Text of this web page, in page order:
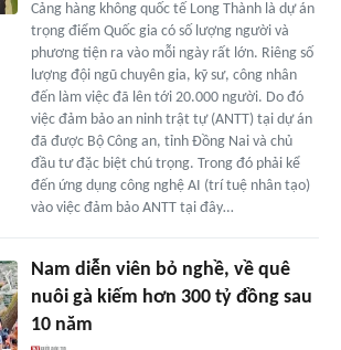
Cảng hàng không quốc tế Long Thành là dự án
trọng điểm Quốc gia có số lượng người và
phương tiện ra vào mỗi ngày rất lớn. Riêng số
lượng đội ngũ chuyên gia, kỹ sư, công nhân
đến làm việc đã lên tới 20.000 người. Do đó
việc đảm bảo an ninh trật tự (ANTT) tại dự án
đã được Bộ Công an, tỉnh Đồng Nai và chủ
đầu tư đặc biệt chú trọng. Trong đó phải kể
đến ứng dụng công nghệ AI (trí tuệ nhân tạo)
vào việc đảm bảo ANTT tại đây…
Nam diễn viên bỏ nghề, về quê
nuôi gà kiếm hơn 300 tỷ đồng sau
10 năm